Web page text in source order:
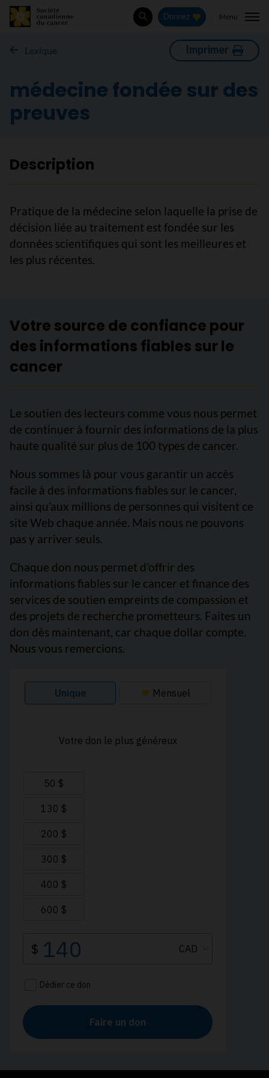
Rechercher
Donnez Menu
Lexique Imprimer
médecine fondée sur des
preuves
Description
Pratique de la médecine selon laquelle la prise de
décision liée au traitement est fondée sur les
données scientifiques qui sont les meilleures et
les plus récentes.
Votre source de confiance pour
des informations fiables sur le
cancer
Le soutien des lecteurs comme vous nous permet
de continuer à fournir des informations de la plus
haute qualité sur plus de 100 types de cancer.
Nous sommes là pour vous garantir un accès
facile à des informations fiables sur le cancer,
ainsi qu’aux millions de personnes qui visitent ce
site Web chaque année. Mais nous ne pouvons
pas y arriver seuls.
Chaque don nous permet d’offrir des
informations fiables sur le cancer et finance des
services de soutien empreints de compassion et
des projets de recherche prometteurs. Faites un
don dès maintenant, car chaque dollar compte.
Nous vous remercions.